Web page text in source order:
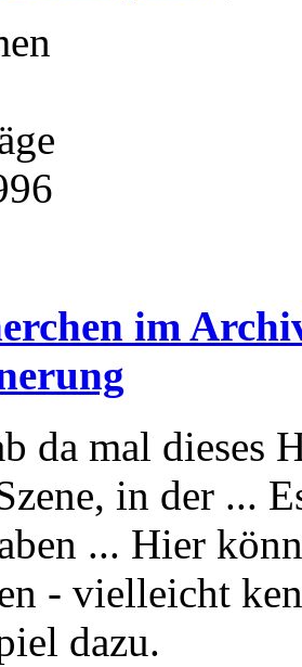
im
da mal dieses
in der ...
... Hier
- vielleicht
dazu.